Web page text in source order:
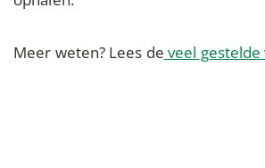
Meer weten? Lees de veel gestelde